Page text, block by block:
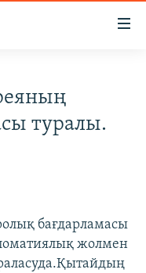
туралы.
бағдарламасы
жолмен